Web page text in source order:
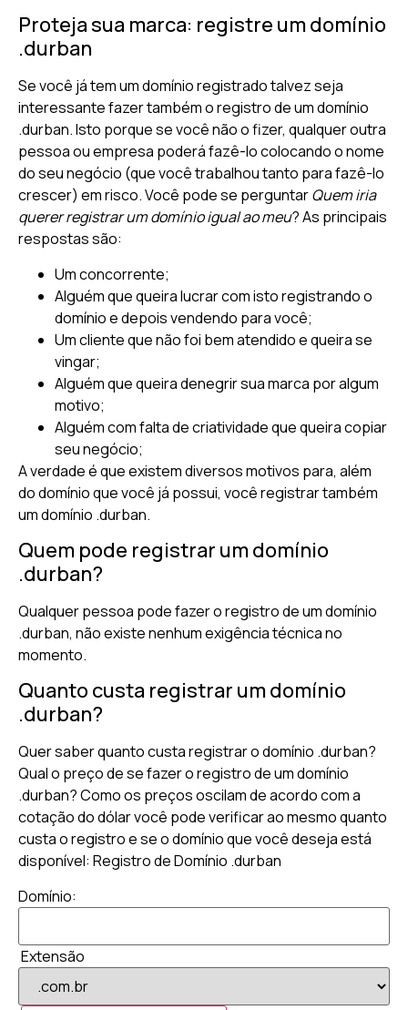
Proteja sua marca: registre um domínio
.durban
Se você já tem um domínio registrado talvez seja
interessante fazer também o registro de um domínio
.durban. Isto porque se você não o fizer, qualquer outra
pessoa ou empresa poderá fazê-lo colocando o nome
do seu negócio (que você trabalhou tanto para fazê-lo
crescer) em risco. Você pode se perguntarQuem iria
querer registrar um domínio igual ao meu? As principais
respostas são:
Um concorrente;
Alguém que queira lucrar com isto registrando o
domínio e depois vendendo para você;
Um cliente que não foi bem atendido e queira se
vingar;
Alguém que queira denegrir sua marca por algum
motivo;
Alguém com falta de criatividade que queira copiar
seu negócio;
A verdade é que existem diversos motivos para, além
do domínio que você já possui, você registrar também
um domínio .durban.
Quem pode registrar um domínio
.durban?
Qualquer pessoa pode fazer o registro de um domínio
.durban, não existe nenhum exigência técnica no
momento.
Quanto custa registrar um domínio
.durban?
Quer saber quanto custa registrar o domínio .durban?
Qual o preço de se fazer o registro de um domínio
.durban? Como os preços oscilam de acordo com a
cotação do dólar você pode verificar ao mesmo quanto
custa o registro e se o domínio que você deseja está
disponível: Registro de Domínio .durban
Domínio:
Extensão